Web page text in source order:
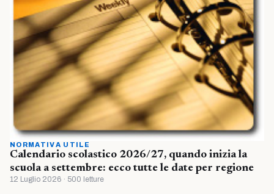
NORMATIVA UTILE
Calendario scolastico 2026/27, quando inizia la
scuola a settembre: ecco tutte le date per regione
12 Luglio 2026 · 500 letture